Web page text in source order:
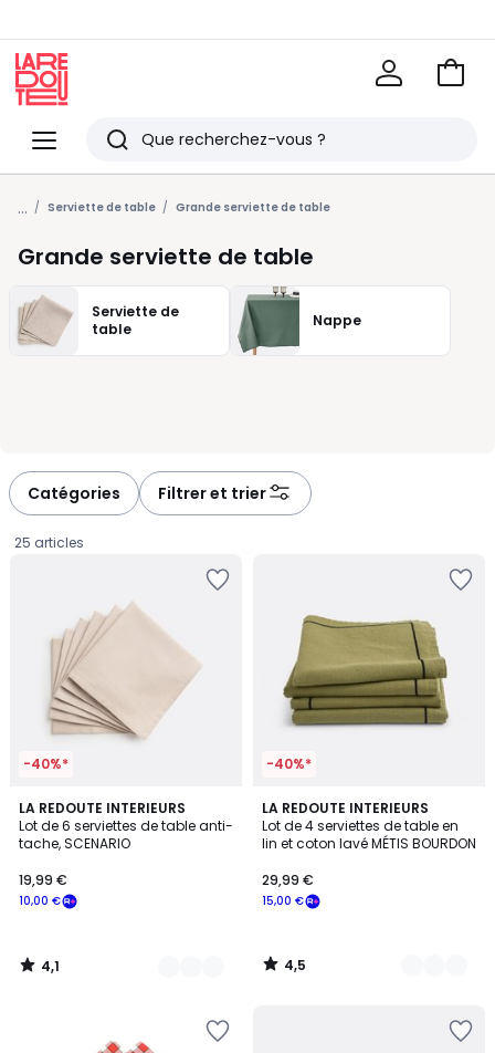
Menu
Redoute
Rechercher
Derniers
articles
vus
Voir
... Serviette de table Grande serviette de table
Grande serviette de table
Serviette de
table
Nappe
Catégories Filtrer et trier
25 articles
-40%*
LA REDOUTE INTERIEURS
Lot de 6 serviettes de table anti-
tache, SCENARIO
€
souscrivez
notre
programme
10,00 €
19,99 €
4,1
/ 5
11
Couleurs
4,1
/
-40%*
LA REDOUTE INTERIEURS
Lot de 4 serviettes de table en
lin et coton lavé MÉTIS BOURDON
15,00 €
29,99 €
4,5
/ 5
7
Couleurs
4,5
/